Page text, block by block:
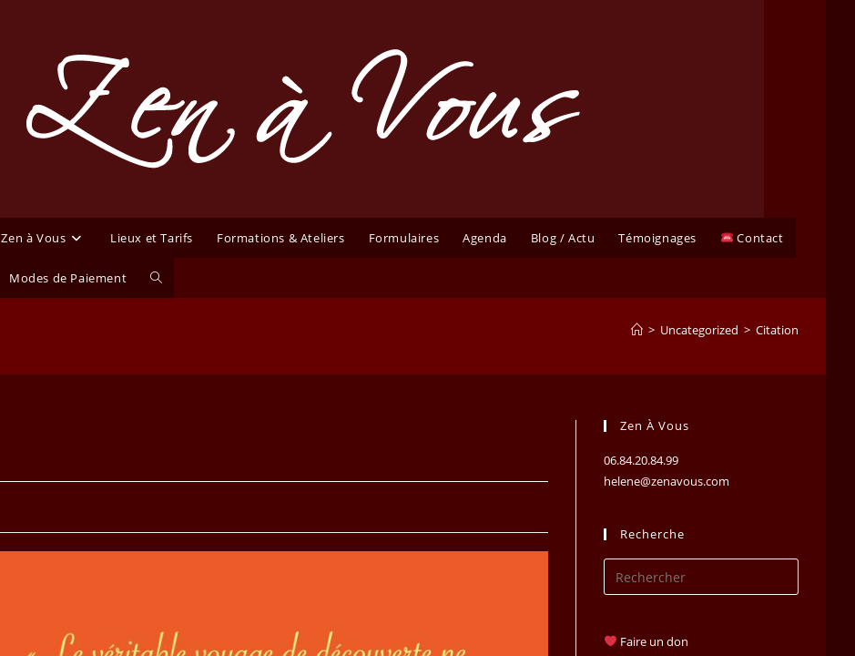
Zen à Vous Lieux et Tarifs Formations & Ateliers Formulaires Agenda Blog / Actu Témoignages Contact
Modes de Paiement Toggle
> Uncategorized > Citation
Zen À Vous
06.84.20.84.99
helene@zenavous.com
Recherche
Escape
Faire un don